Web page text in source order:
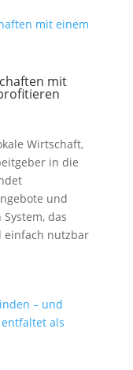
mit
Wirtschaft,
in die
und
das
einfach nutzbar